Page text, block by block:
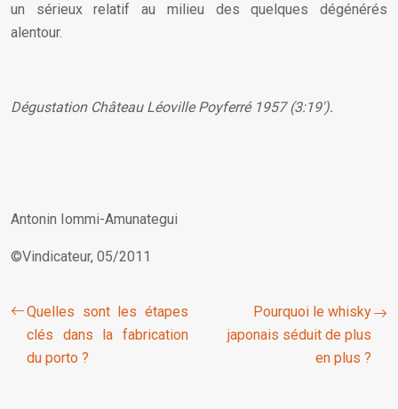
un sérieux relatif au milieu des quelques dégénérés
alentour.
Dégustation Château Léoville Poyferré 1957 (3:19′).
Antonin Iommi-Amunategui
©Vindicateur, 05/2011
Quelles sont les étapes
clés dans la fabrication
du porto ?
Pourquoi le whisky
japonais séduit de plus
en plus ?